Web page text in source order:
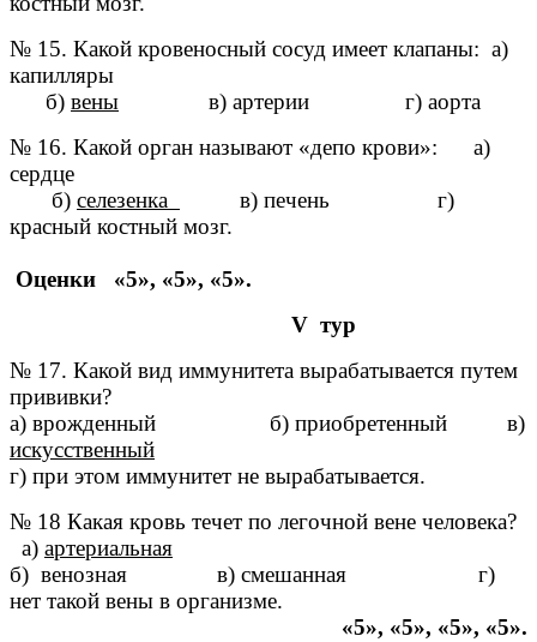
№ 15. Какой кровеносный сосуд имеет клапаны: а)
капилляры
б) вены в) артерии г) аорта
№ 16. Какой орган называют «депо крови»: а)
сердце
б) селезенка
в) печень г)
красный костный мозг.
Оценки «5», «5», «5».
V тур
№ 17. Какой вид иммунитета вырабатывается путем
прививки?
а) врожденный б) приобретенный в)
искусственный
г) при этом иммунитет не вырабатывается.
№ 18 Какая кровь течет по легочной вене человека?
а) артериальная
б) венозная в) смешанная г)
нет такой вены в организме.
«5», «5», «5», «5».